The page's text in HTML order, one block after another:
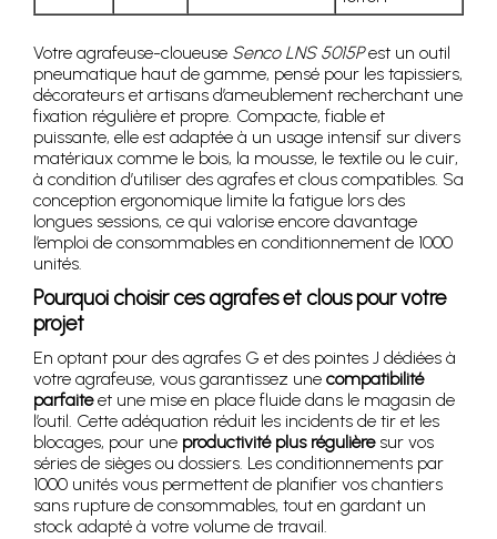
Votre agrafeuse-cloueuse Senco LNS 5015Pest un outil
pneumatique haut de gamme, pensé pour les tapissiers,
décorateurs et artisans d’ameublement recherchant une
fixation régulière et propre. Compacte, fiable et
puissante, elle est adaptée à un usage intensif sur divers
matériaux comme le bois, la mousse, le textile ou le cuir,
à condition d’utiliser des agrafes et clous compatibles. Sa
conception ergonomique limite la fatigue lors des
longues sessions, ce qui valorise encore davantage
l’emploi de consommables en conditionnement de 1000
unités.
Pourquoi choisir ces agrafes et clous pour votre
projet
En optant pour des agrafes G et des pointes J dédiées à
votre agrafeuse, vous garantissez une compatibilité
parfaiteet une mise en place fluide dans le magasin de
l’outil. Cette adéquation réduit les incidents de tir et les
blocages, pour une productivité plus régulièresur vos
séries de sièges ou dossiers. Les conditionnements par
1000 unités vous permettent de planifier vos chantiers
sans rupture de consommables, tout en gardant un
stock adapté à votre volume de travail.